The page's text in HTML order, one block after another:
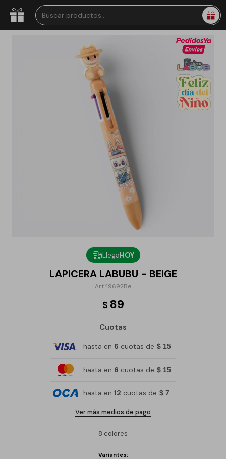
LlegaHOY
LAPICERA LABUBU - BEIGE
19692Be
$ 89
Cuotas
hasta en 6 cuotas de $ 15
hasta en 6 cuotas de $ 15
hasta en 12 cuotas de $ 7
Ver más medios de pago
8 colores
Variantes: